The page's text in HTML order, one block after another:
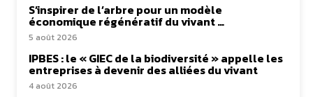
S’inspirer de l’arbre pour un modèle
économique régénératif du vivant …
5 août 2026
IPBES : le « GIEC de la biodiversité » appelle les
entreprises à devenir des alliées du vivant
4 août 2026